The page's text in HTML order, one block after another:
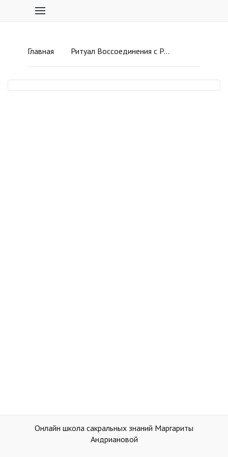
Главная Ритуал Воссоединения с Родом-2
Онлайн школа сакральных знаний Маргариты
Андриановой